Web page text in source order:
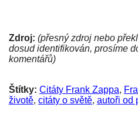
Zdroj: (přesný zdroj nebo
dosud identifikován, prosíme
komentářů)
Štítky: Citáty Frank Zappa,
životě, citáty o světě, autoři od